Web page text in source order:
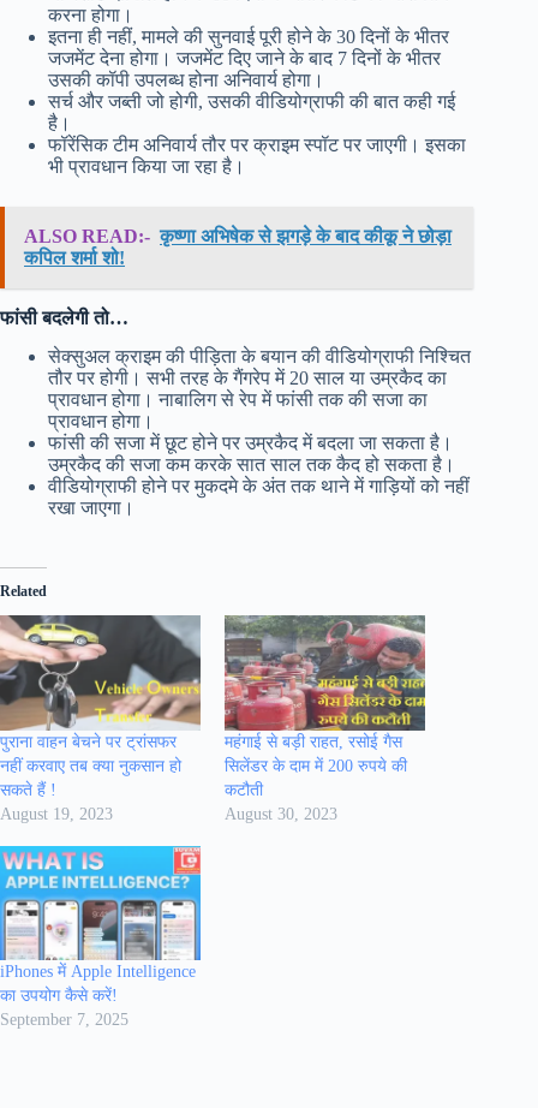
करना होगा।
इतना ही नहीं, मामले की सुनवाई पूरी होने के 30 दिनों के भीतर
जजमेंट देना होगा। जजमेंट दिए जाने के बाद 7 दिनों के भीतर
उसकी कॉपी उपलब्ध होना अनिवार्य होगा।
सर्च और जब्ती जो होगी, उसकी वीडियोग्राफी की बात कही गई
है।
फॉरेंसिक टीम अनिवार्य तौर पर क्राइम स्पॉट पर जाएगी। इसका
भी प्रावधान किया जा रहा है।
ALSO READ:- कृष्णा अभिषेक से झगड़े के बाद कीकू ने छोड़ा
कपिल शर्मा शो!
फांसी बदलेगी तो…
सेक्सुअल क्राइम की पीड़िता के बयान की वीडियोग्राफी निश्चित
तौर पर होगी। सभी तरह के गैंगरेप में 20 साल या उम्रकैद का
प्रावधान होगा। नाबालिग से रेप में फांसी तक की सजा का
प्रावधान होगा।
फांसी की सजा में छूट होने पर उम्रकैद में बदला जा सकता है।
उम्रकैद की सजा कम करके सात साल तक कैद हो सकता है।
वीडियोग्राफी होने पर मुकदमे के अंत तक थाने में गाड़ियों को नहीं
रखा जाएगा।
Related
पुराना वाहन बेचने पर ट्रांसफर
नहीं करवाए तब क्या नुकसान हो
सकते हैं !
August 19, 2023
महंगाई से बड़ी राहत, रसोई गैस
सिलेंडर के दाम में 200 रुपये की
कटौती
August 30, 2023
iPhones में Apple Intelligence
का उपयोग कैसे करें!
September 7, 2025